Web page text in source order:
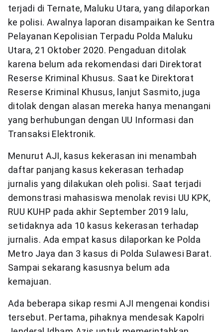
terjadi di Ternate, Maluku Utara, yang dilaporkan
ke polisi. Awalnya laporan disampaikan ke Sentra
Pelayanan Kepolisian Terpadu Polda Maluku
Utara, 21 Oktober 2020. Pengaduan ditolak
karena belum ada rekomendasi dari Direktorat
Reserse Kriminal Khusus. Saat ke Direktorat
Reserse Kriminal Khusus, lanjut Sasmito, juga
ditolak dengan alasan mereka hanya menangani
yang berhubungan dengan UU Informasi dan
Transaksi Elektronik.
Menurut AJI, kasus kekerasan ini menambah
daftar panjang kasus kekerasan terhadap
jurnalis yang dilakukan oleh polisi. Saat terjadi
demonstrasi mahasiswa menolak revisi UU KPK,
RUU KUHP pada akhir September 2019 lalu,
setidaknya ada 10 kasus kekerasan terhadap
jurnalis. Ada empat kasus dilaporkan ke Polda
Metro Jaya dan 3 kasus di Polda Sulawesi Barat.
Sampai sekarang kasusnya belum ada
kemajuan.
Ada beberapa sikap resmi AJI mengenai kondisi
tersebut. Pertama, pihaknya mendesak Kapolri